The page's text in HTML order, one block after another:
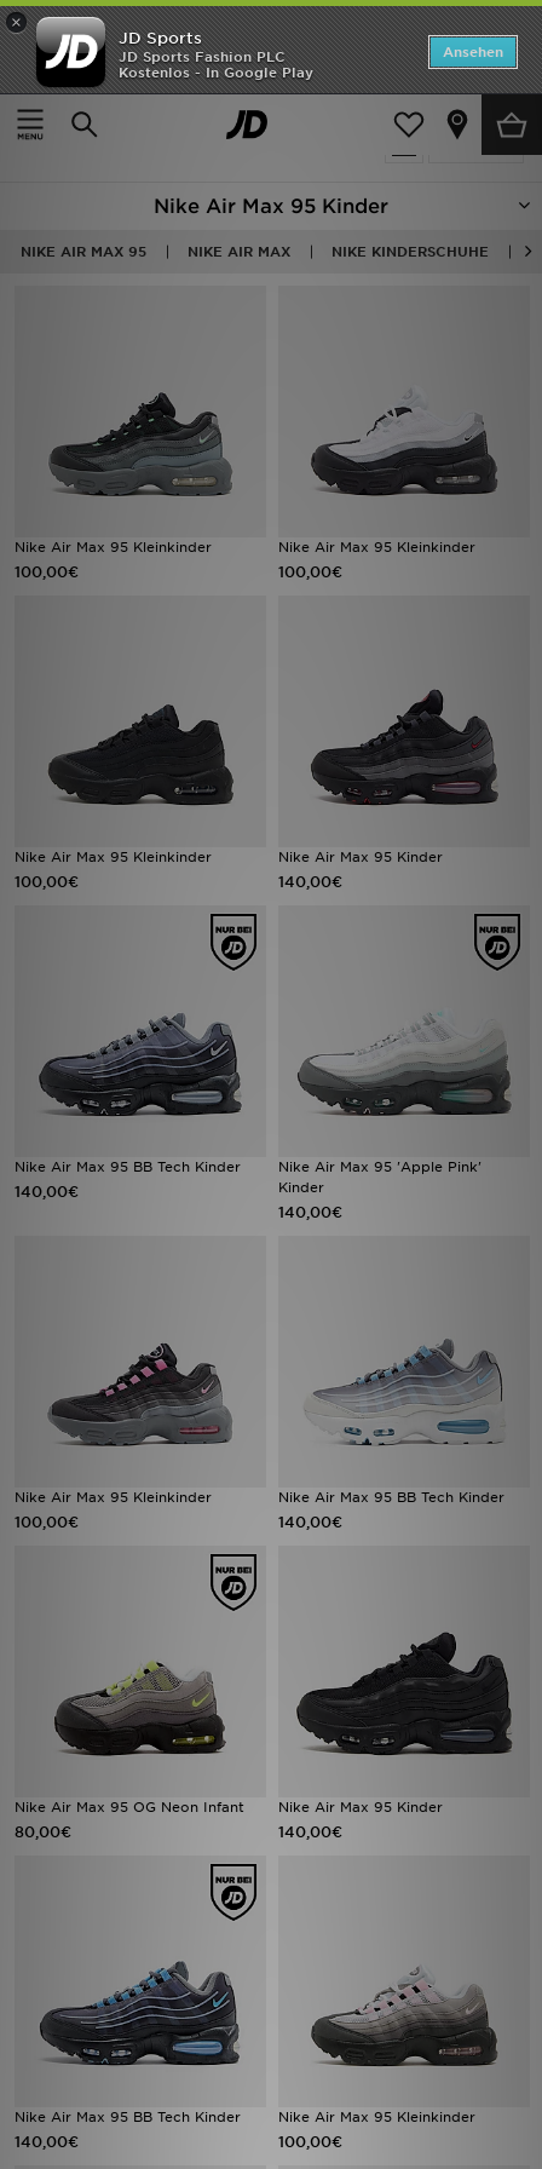
×
JD Sports
JD Sports Fashion PLC
Kostenlos - In Google Play
Ansehen
Startseite
Kinder
verfeinern
21 Produkte
Nike Air Max 95 Kinder
NIKE AIR MAX 95 NIKE AIR MAX NIKE KINDERSCHUHE
Nike Air Max 95 Kleinkinder
100,00€
Nike Air Max 95 Kleinkinder
100,00€
Nike Air Max 95 Kleinkinder
100,00€
Nike Air Max 95 Kinder
140,00€
Nike Air Max 95 BB Tech Kinder
140,00€
Nike Air Max 95 'Apple Pink'
Kinder
140,00€
Nike Air Max 95 Kleinkinder
100,00€
Nike Air Max 95 BB Tech Kinder
140,00€
Nike Air Max 95 OG Neon Infant
80,00€
Nike Air Max 95 Kinder
140,00€
Nike Air Max 95 BB Tech Kinder
140,00€
Nike Air Max 95 Kleinkinder
100,00€
Startseite
ANGEBOTE
Herren
Bestsellers
JD Exklusives
Fußball
Filialfinder
Meine Nachrichten
Trending Styles